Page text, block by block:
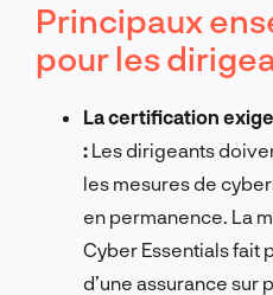
Principaux
pour les
La certification
: Les dirigeants
les mesures de
en permanence. La
Cyber Essentials fait
d’une assurance sur